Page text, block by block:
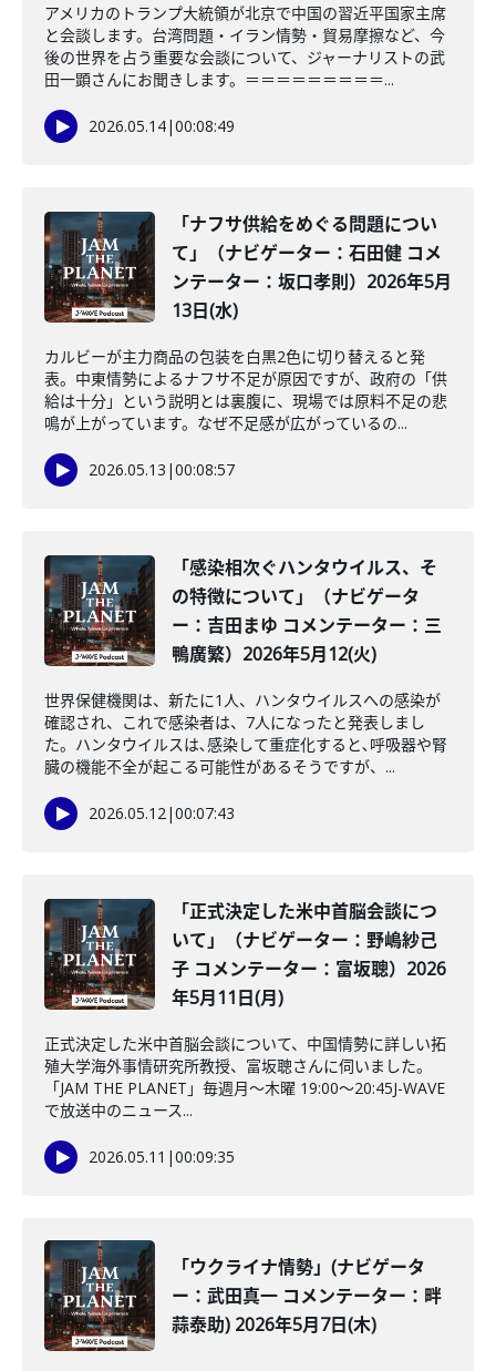
アメリカのトランプ大統領が北京で中国の習近平国家主席
と会談します。台湾問題・イラン情勢・貿易摩擦など、今
後の世界を占う重要な会談について、ジャーナリストの武
田一顕さんにお聞きします。＝＝＝＝＝＝＝＝＝...
2026.05.14|00:08:49
「ナフサ供給をめぐる問題につい
て」（ナビゲーター：石田健 コメ
ンテーター：坂口孝則）2026年5月
13日(水)
カルビーが主力商品の包装を白黒2色に切り替えると発
表。中東情勢によるナフサ不足が原因ですが、政府の「供
給は十分」という説明とは裏腹に、現場では原料不足の悲
鳴が上がっています。なぜ不足感が広がっているの...
2026.05.13 |00:08:57
「感染相次ぐハンタウイルス、そ
の特徴について」（ナビゲータ
ー：吉田まゆ コメンテーター：三
鴨廣繁）2026年5月12(火)
世界保健機関は、新たに1人、ハンタウイルスへの感染が
確認され、これで感染者は、7人になったと発表しまし
た。ハンタウイルスは､感染して重症化すると､呼吸器や腎
臓の機能不全が起こる可能性があるそうですが、...
2026.05.12|00:07:43
「正式決定した米中首脳会談につ
いて」（ナビゲーター：野嶋紗己
子 コメンテーター：富坂聰）2026
年5月11日(月)
正式決定した米中首脳会談について、中国情勢に詳しい拓
殖大学海外事情研究所教授、富坂聰さんに伺いました。
「JAM THE PLANET」毎週月～木曜 19:00～20:45J-WAVE
で放送中のニュース...
2026.05.11 |00:09:35
「ウクライナ情勢」(ナビゲータ
ー：武田真一 コメンテーター：畔
蒜泰助) 2026年5月7日(木)